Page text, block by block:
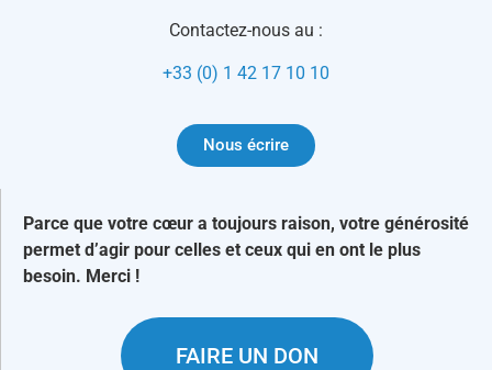
Contactez-nous au :
+33 (0) 1 42 17 10 10
Nous écrire
Parce que votre cœur a toujours raison, votre générosité
permet d’agir pour celles et ceux qui en ont le plus
besoin. Merci !
FAIRE UN DON